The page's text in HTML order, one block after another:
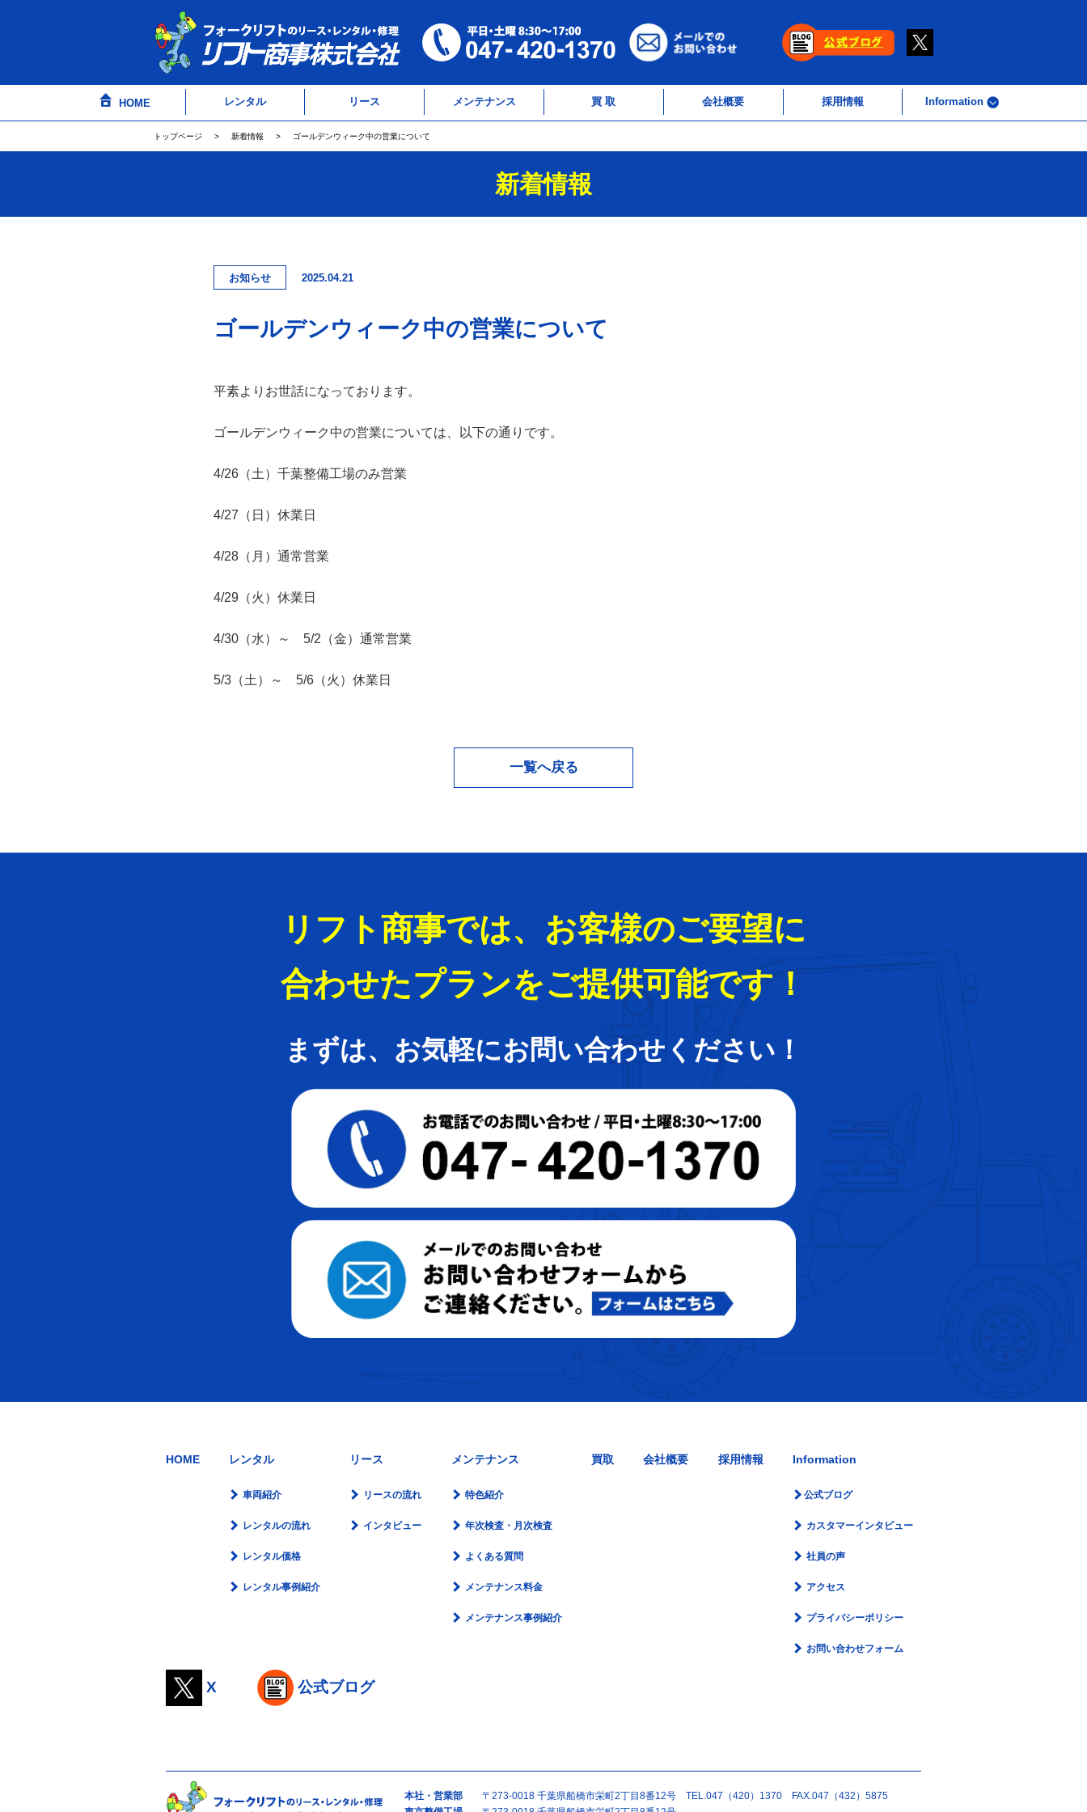
HOME レンタル リース メンテナンス 買 取 会社概要 採用情報 Information
トップページ 新着情報 ゴールデンウィーク中の営業について
新着情報
2025.04.21
ゴールデンウィーク中の営業について
平素よりお世話になっております。
ゴールデンウィーク中の営業については、以下の通りです。
4/26（土）千葉整備工場のみ営業
4/27（日）休業日
4/28（月）通常営業
4/29（火）休業日
4/30（水）～ 5/2（金）通常営業
5/3（土）～ 5/6（火）休業日
一覧へ戻る
リフト商事では、お客様のご要望に
合わせたプランをご提供可能です！
まずは、お気軽にお問い合わせください！
HOME レンタル
車両紹介
レンタルの流れ
レンタル価格
レンタル事例紹介
リース
リースの流れ
インタビュー
メンテナンス
特色紹介
年次検査・月次検査
よくある質問
メンテナンス料金
メンテナンス事例紹介
買取 会社概要 採用情報 Information
公式ブログ
カスタマーインタビュー
社員の声
アクセス
プライバシーポリシー
お問い合わせフォーム
X 公式ブログ
本社・営業部
〒273-0018 千葉県船橋市栄町2丁目8番12号 TEL.047（420）1370 FAX.047（432）5875